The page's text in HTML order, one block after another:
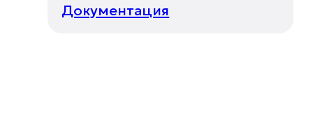
Документация